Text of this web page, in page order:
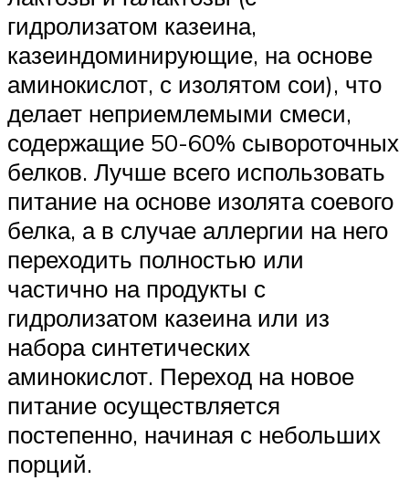
гидролизатом казеина,
казеиндоминирующие, на основе
аминокислот, с изолятом сои), что
делает неприемлемыми смеси,
содержащие 50-60% сывороточных
белков. Лучше всего использовать
питание на основе изолята соевого
белка, а в случае аллергии на него
переходить полностью или
частично на продукты с
гидролизатом казеина или из
набора синтетических
аминокислот. Переход на новое
питание осуществляется
постепенно, начиная с небольших
порций.